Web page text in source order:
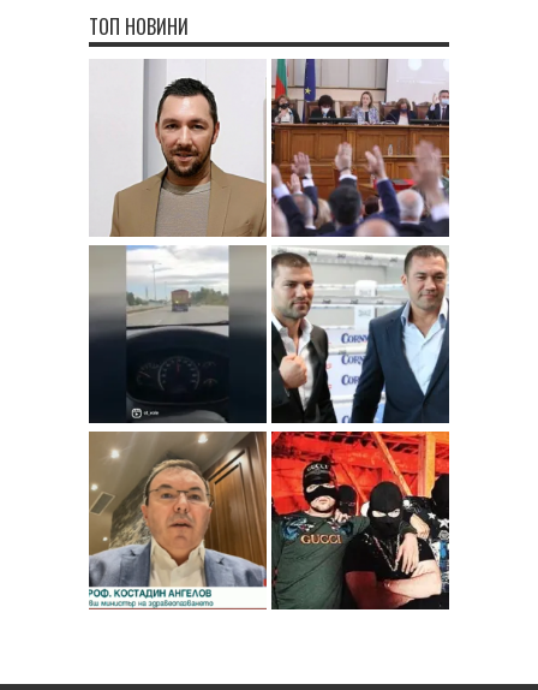
ТОП НОВИНИ